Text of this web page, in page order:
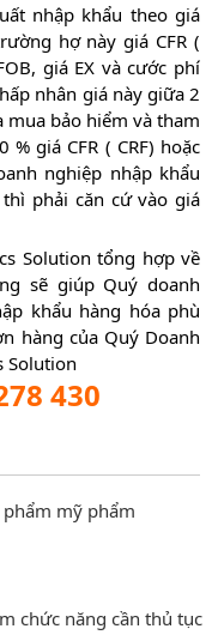
nhập khẩu theo giá
hợ này giá CFR (
giá EX và cước phí
nhân giá này giữa 2
mua bảo hiểm và tham
giá CFR ( CRF) hoặc
nghiệp nhập khẩu
phải căn cứ vào giá
Solution tổng hợp về
sẽ giúp Quý doanh
khẩu hàng hóa phù
hàng của Quý Doanh
Solution
430
mỹ phẩm
chức năng cần thủ tục